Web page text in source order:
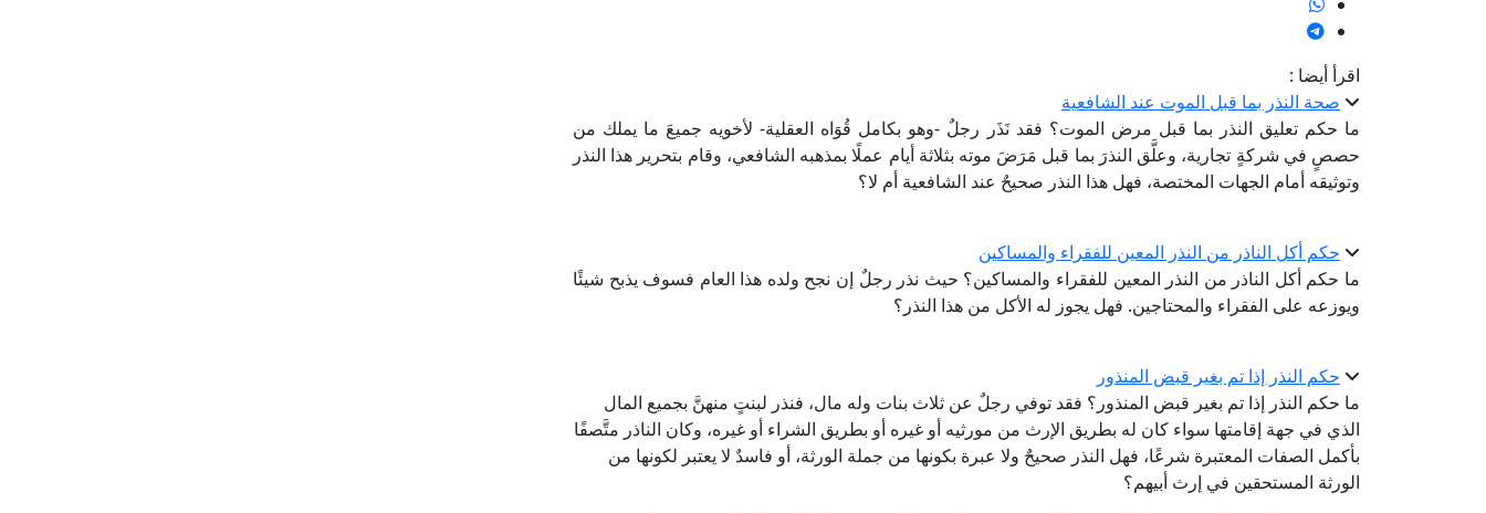
اقرأ أيضا :
صحة النذر بما قبل الموت عند الشافعية
ما حكم تعليق النذر بما قبل مرض الموت؟ فقد نَذَر رجلٌ -وهو بكامل قُوَاه العقلية- لأخويه جميعَ ما يملك من
حصصٍ في شركةٍ تجارية، وعلَّق النذرَ بما قبل مَرَضَ موته بثلاثة أيام عملًا بمذهبه الشافعي، وقام بتحرير هذا النذر
وتوثيقه أمام الجهات المختصة، فهل هذا النذر صحيحٌ عند الشافعية أم لا؟
حكم أكل الناذر من النذر المعين للفقراء والمساكين
ما حكم أكل الناذر من النذر المعين للفقراء والمساكين؟ حيث نذر رجلٌ إن نجح ولده هذا العام فسوف يذبح شيئًا
ويوزعه على الفقراء والمحتاجين. فهل يجوز له الأكل من هذا النذر؟
حكم النذر إذا تم بغير قبض المنذور
ما حكم النذر إذا تم بغير قبض المنذور؟ فقد توفي رجلٌ عن ثلاث بنات وله مال، فنذر لبنتٍ منهنَّ بجميع المال
الذي في جهة إقامتها سواء كان له بطريق الإرث من مورثيه أو غيره أو بطريق الشراء أو غيره، وكان الناذر متَّصفًا
بأكمل الصفات المعتبرة شرعًا، فهل النذر صحيحٌ ولا عبرة بكونها من جملة الورثة، أو فاسدٌ لا يعتبر لكونها من
الورثة المستحقين في إرث أبيهم؟